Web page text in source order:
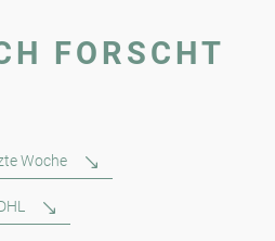
FORSCHT
Woche